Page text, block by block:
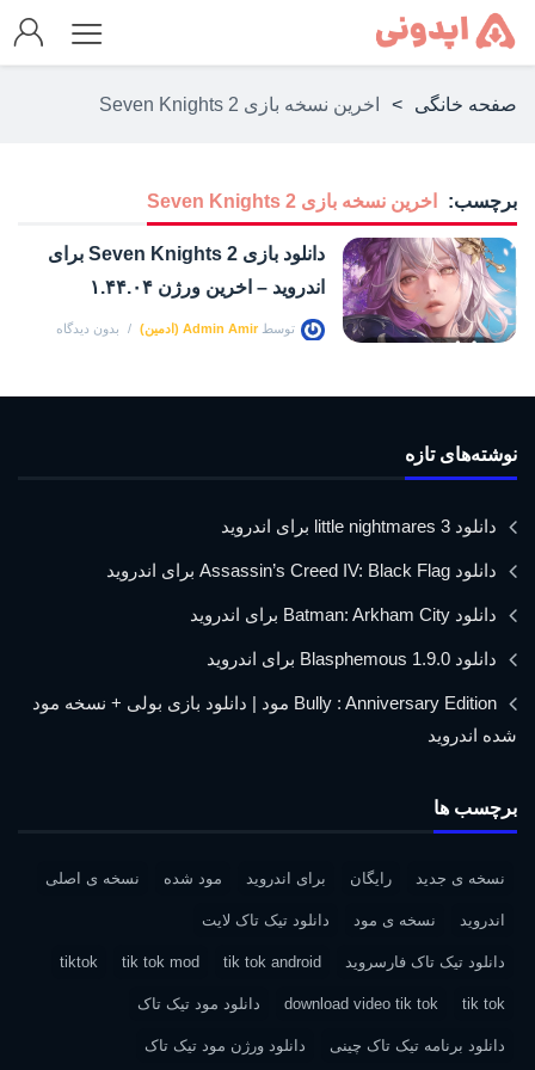
صفحه خانگی > اخرین نسخه بازی Seven Knights 2
برچسب: اخرین نسخه بازی Seven Knights 2
دانلود بازی Seven Knights 2 برای
اندروید – اخرین ورژن ۱.۴۴.۰۴
توسط Admin Amir (ادمین) بدون دیدگاه
نوشته‌های تازه
دانلود little nightmares 3 برای اندروید
دانلود Assassin’s Creed IV: Black Flag برای اندروید
دانلود Batman: Arkham City برای اندروید
دانلود Blasphemous 1.9.0 برای اندروید
Bully : Anniversary Edition مود | دانلود بازی بولی + نسخه مود
شده اندروید
برچسب ها
نسخه ی جدید رایگان برای اندروید مود شده نسخه ی اصلی
اندروید نسخه ی مود دانلود تیک تاک لایت
دانلود تیک تاک فارسروید tik tok android
tik tok mod
tiktok
tik tok
download video tik tok دانلود مود تیک تاک
دانلود برنامه تیک تاک چینی دانلود ورژن مود تیک تاک